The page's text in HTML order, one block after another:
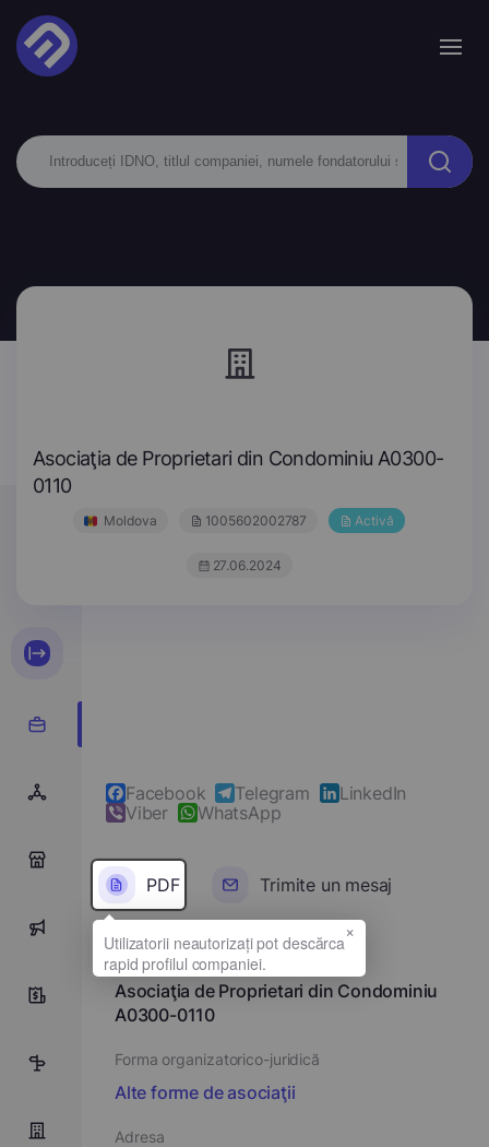
Asociaţia de Proprietari din Condominiu A0300-
0110
Moldova 1005602002787 Activă
27.06.2024
4
2
Facebook Telegram
LinkedIn
Viber
WhatsApp
PDF Trimite un mesaj
Denumirea completă
Asociaţia de Proprietari din Condominiu
A0300-0110
Forma organizatorico-juridică
Alte forme de asociaţii
Adresa
×